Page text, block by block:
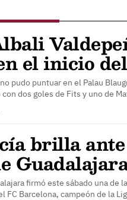
el inicio
pudo puntuar en el Palau
dos goles de Fits y uno de
brilla
firmó este sábado una de
FC Barcelona, campeón de la